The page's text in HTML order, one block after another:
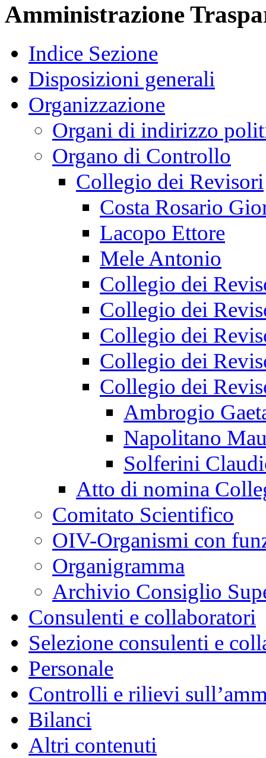
Amministrazione
Indice Sezione
Disposizioni generali
Organizzazione
Organi di indirizzo
Organo di Controllo
Collegio dei Revisori
Costa Rosario
Lacopo Ettore
Mele Antonio
Collegio dei
Collegio dei
Collegio dei
Collegio dei
Collegio dei
Ambrogio
Napolitano
Solferini
Atto di nomina
Comitato Scientifico
OIV-Organismi con
Organigramma
Archivio Consiglio
Consulenti e collaboratori
Selezione consulenti e
Personale
Controlli e rilievi
Bilanci
Altri contenuti